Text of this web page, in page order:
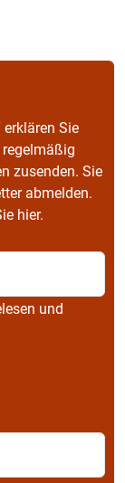
erklären Sie
zusenden. Sie
abmelden.
hier.
und